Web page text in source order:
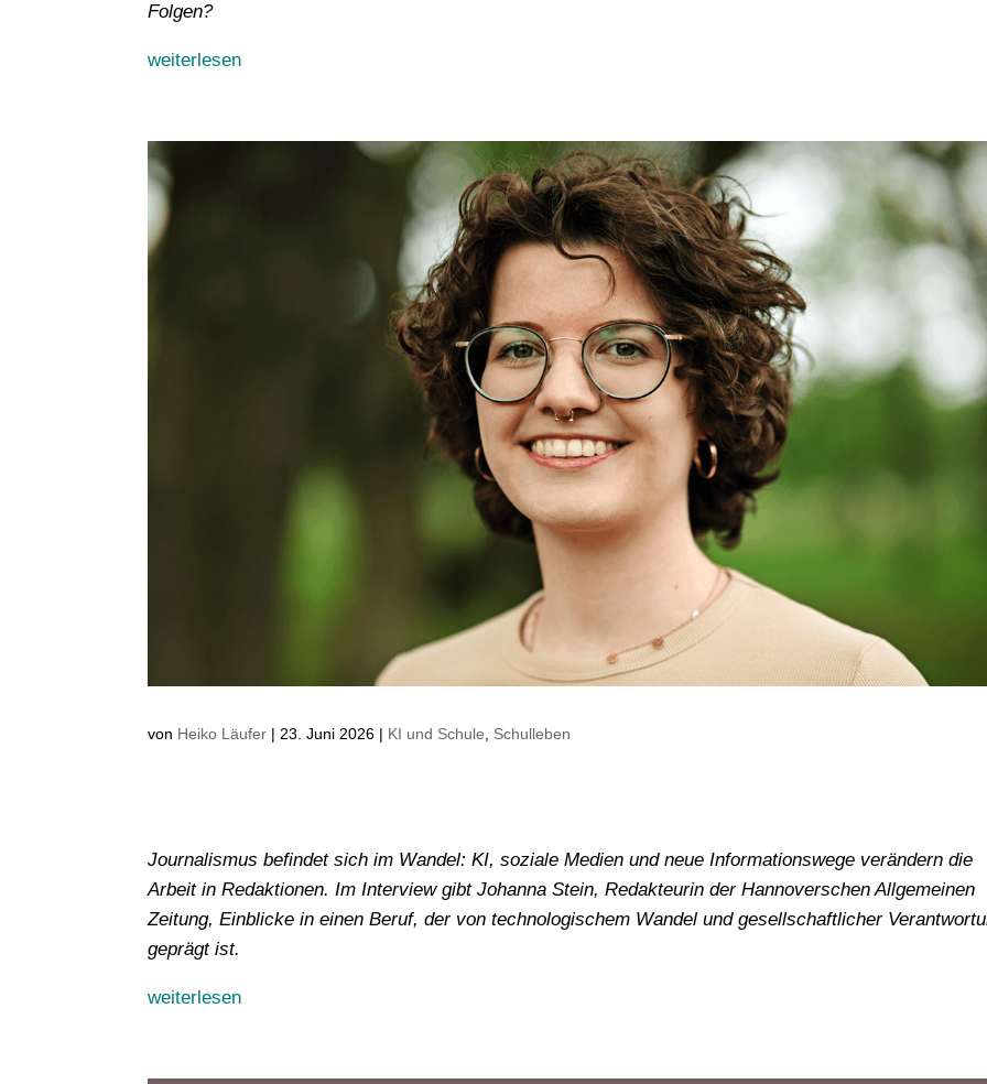
Folgen?
weiterlesen
von Heiko Läufer | 23. Juni 2026 | KI und Schule Schulleben
Journalismus befindet sich im Wandel: KI, soziale Medien und neue Informationswege verändern die
Arbeit in Redaktionen. Im Interview gibt Johanna Stein, Redakteurin der Hannoverschen Allgemeinen
Zeitung, Einblicke in einen Beruf, der von technologischem Wandel und gesellschaftlicher
geprägt ist.
weiterlesen